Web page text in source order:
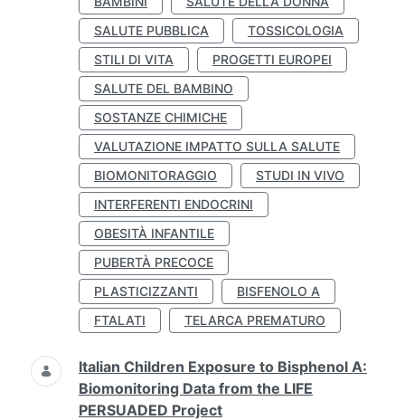
SALUTE PUBBLICA
TOSSICOLOGIA
STILI DI VITA
PROGETTI EUROPEI
SALUTE DEL BAMBINO
SOSTANZE CHIMICHE
VALUTAZIONE IMPATTO SULLA SALUTE
BIOMONITORAGGIO
STUDI IN VIVO
INTERFERENTI ENDOCRINI
OBESITÀ INFANTILE
PUBERTÀ PRECOCE
PLASTICIZZANTI
BISFENOLO A
FTALATI
TELARCA PREMATURO
Italian Children Exposure to Bisphenol A:
Biomonitoring Data from the LIFE
PERSUADED Project